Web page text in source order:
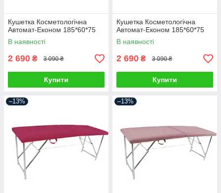
Кушетка Косметологічна
Автомат-Економ 185*60*75
В наявності
2 690 ₴ 3 090 ₴
Купити
Кушетка Косметологічна
Автомат-Економ 185*60*75
В наявності
2 690 ₴ 3 090 ₴
Купити
–13% –13%